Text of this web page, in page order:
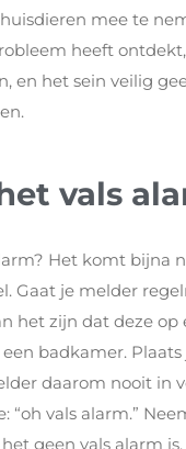
mee te
heeft
en het sein veilig
vals
Het komt bijna
Gaat je melder
het zijn dat deze op
badkamer. Plaats
daarom nooit in
“oh vals alarm.”
geen vals alarm